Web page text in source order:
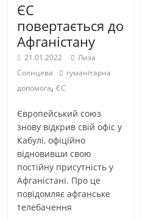
ЄС
повертається до
Афганістану
21.01.2022
Лиза
Солнцева
гуманітарна
допомога,ЄС
Європейський союз
знову відкрив свій офіс у
Кабулі, офіційно
відновивши свою
постійну присутність у
Афганістані. Про це
повідомляє афганське
телебачення